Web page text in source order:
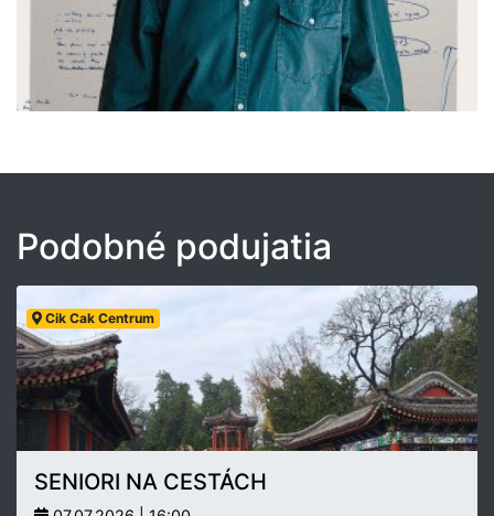
Podobné podujatia
Cik Cak Centrum
SENIORI NA CESTÁCH